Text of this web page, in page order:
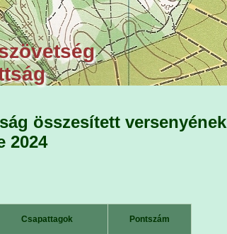
összesített versenyének
2024
Csapattagok Pontszám